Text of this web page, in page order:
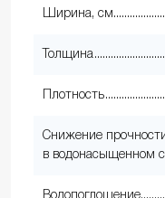
Ширина, см
Толщина
Плотность
Снижение
в водонасыщенном
Водопоглощение